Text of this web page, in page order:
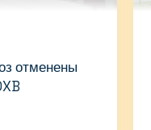
отменены